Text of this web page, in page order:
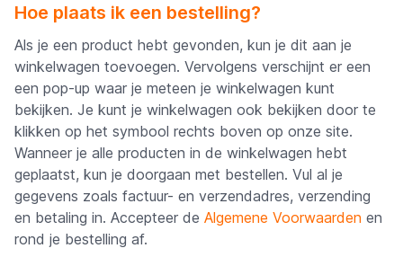
Hoe plaats ik een bestelling?
Als je een product hebt gevonden, kun je dit aan je
winkelwagen toevoegen. Vervolgens verschijnt er een
een pop-up waar je meteen je winkelwagen kunt
bekijken. Je kunt je winkelwagen ook bekijken door te
klikken op het symbool rechts boven op onze site.
Wanneer je alle producten in de winkelwagen hebt
geplaatst, kun je doorgaan met bestellen. Vul al je
gegevens zoals factuur- en verzendadres, verzending
en betaling in. Accepteer de Algemene Voorwaarden en
rond je bestelling af.